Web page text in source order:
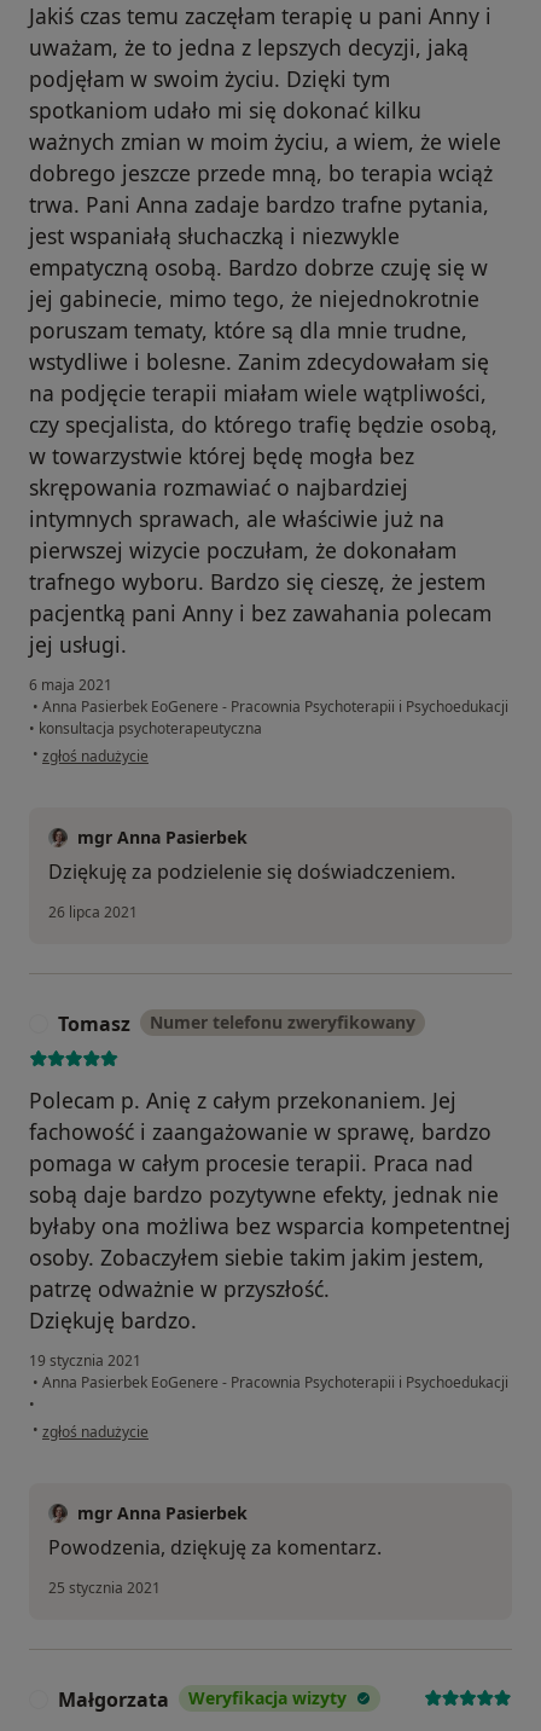
Jakiś czas temu zaczęłam terapię u pani Anny i
uważam, że to jedna z lepszych decyzji, jaką
podjęłam w swoim życiu. Dzięki tym
spotkaniom udało mi się dokonać kilku
ważnych zmian w moim życiu, a wiem, że wiele
dobrego jeszcze przede mną, bo terapia wciąż
trwa. Pani Anna zadaje bardzo trafne pytania,
jest wspaniałą słuchaczką i niezwykle
empatyczną osobą. Bardzo dobrze czuję się w
jej gabinecie, mimo tego, że niejednokrotnie
poruszam tematy, które są dla mnie trudne,
wstydliwe i bolesne. Zanim zdecydowałam się
na podjęcie terapii miałam wiele wątpliwości,
czy specjalista, do którego trafię będzie osobą,
w towarzystwie której będę mogła bez
skrępowania rozmawiać o najbardziej
intymnych sprawach, ale właściwie już na
pierwszej wizycie poczułam, że dokonałam
trafnego wyboru. Bardzo się cieszę, że jestem
pacjentką pani Anny i bez zawahania polecam
jej usługi.
6 maja 2021
• Anna Pasierbek EoGenere - Pracownia Psychoterapii i Psychoedukacji
• konsultacja psychoterapeutyczna
• w opinii użytkownika Karolina S.
zgłoś nadużycie
mgr Anna Pasierbek
Dziękuję za podzielenie się doświadczeniem.
26 lipca 2021
Tomasz Numer telefonu zweryfikowany
Polecam p. Anię z całym przekonaniem. Jej
fachowość i zaangażowanie w sprawę, bardzo
pomaga w całym procesie terapii. Praca nad
sobą daje bardzo pozytywne efekty, jednak nie
byłaby ona możliwa bez wsparcia kompetentnej
osoby. Zobaczyłem siebie takim jakim jestem,
patrzę odważnie w przyszłość.
Dziękuję bardzo.
19 stycznia 2021
• Anna Pasierbek EoGenere - Pracownia Psychoterapii i Psychoedukacji
•
• w opinii użytkownika Tomasz
zgłoś nadużycie
mgr Anna Pasierbek
Powodzenia, dziękuję za komentarz.
25 stycznia 2021
Małgorzata Weryfikacja wizyty